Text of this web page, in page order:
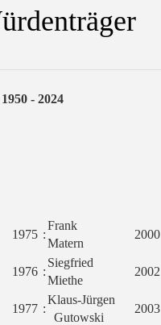
- 2024
1975 :
Frank
Matern
2000
1976 :
Siegfried
Miethe
2002
1977 :
Klaus-Jürgen
Gutowski
2003